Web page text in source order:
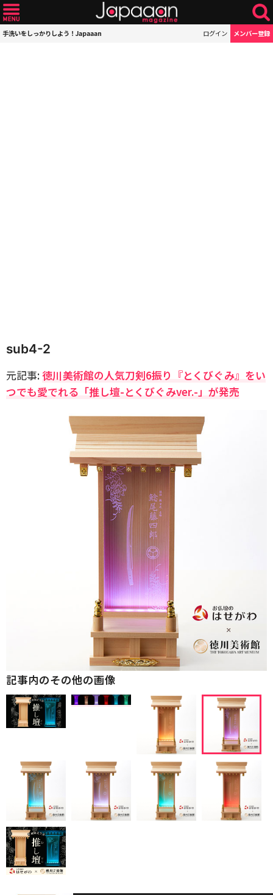
手洗いをしっかりしよう！Japaaan ログイン メンバー登録
sub4-2
元記事:徳川美術館の人気刀剣6振り『とくびぐみ』をい
つでも愛でれる「推し壇-とくびぐみver.-」が発売
記事内のその他の画像